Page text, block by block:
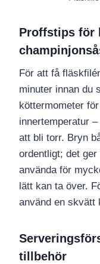
Proffstips för
För att få
minuter innan du
köttermometer
innertemperatur
att bli torr. Bryn
ordentligt; det
använda för
lätt kan ta över.
använd en skvätt
tillbehör